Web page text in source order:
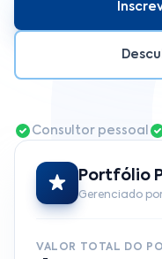
Consultor pessoal
Portfólio
Gerenciado
VALOR TOTAL DO